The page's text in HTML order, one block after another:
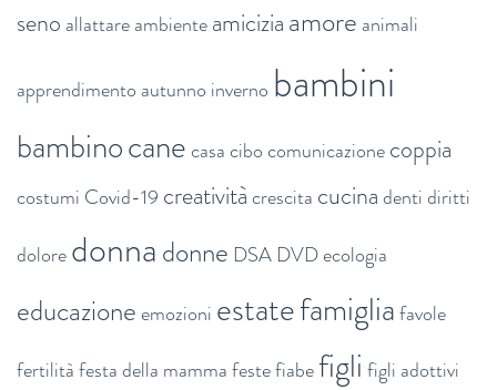
seno allattareambienteamiciziaamore animali
apprendimento autunno inverno bambini
bambinocanecasacibocomunicazionecoppia
costumi Covid-19 creativitàcrescita cucinadentidiritti
doloredonnadonne DSA DVDecologia
educazioneemozioni estatefamigliafavole
fertilitàfesta della mammafestefiabefigli figli adottivi